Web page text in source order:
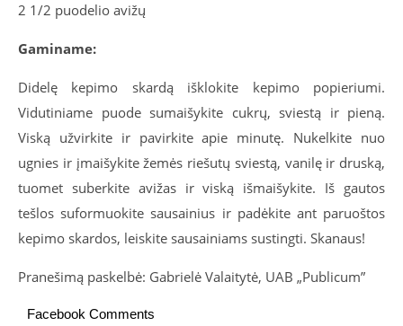
2 1/2 puodelio avižų
Gaminame:
Didelę kepimo skardą išklokite kepimo popieriumi.
Vidutiniame puode sumaišykite cukrų, sviestą ir pieną.
Viską užvirkite ir pavirkite apie minutę. Nukelkite nuo
ugnies ir įmaišykite žemės riešutų sviestą, vanilę ir druską,
tuomet suberkite avižas ir viską išmaišykite. Iš gautos
tešlos suformuokite sausainius ir padėkite ant paruoštos
kepimo skardos, leiskite sausainiams sustingti. Skanaus!
Pranešimą paskelbė: Gabrielė Valaitytė, UAB „Publicum”
Facebook Comments